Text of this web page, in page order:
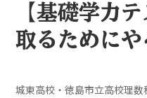
【基礎学力
取るために
城東高校・徳島市立高校理数